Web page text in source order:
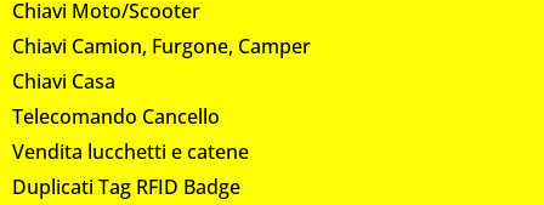
Chiavi Moto/Scooter
Chiavi Camion, Furgone, Camper
Chiavi Casa
Telecomando Cancello
Vendita lucchetti e catene
Duplicati Tag RFID Badge